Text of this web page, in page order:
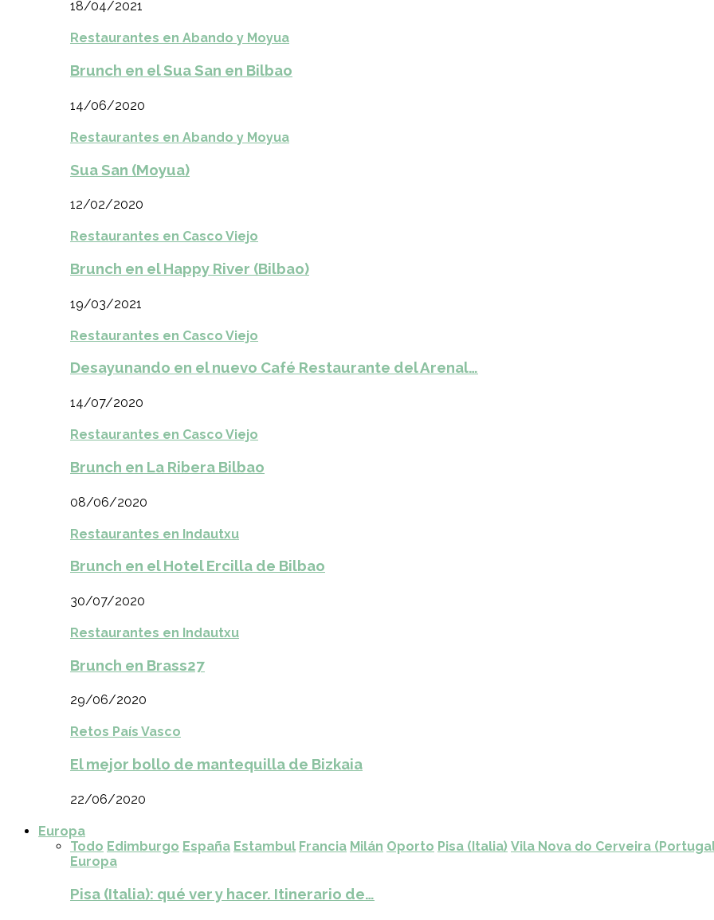
18/04/2021
Restaurantes en Abando y Moyua
Brunch en el Sua San en Bilbao
14/06/2020
Restaurantes en Abando y Moyua
Sua San (Moyua)
12/02/2020
Restaurantes en Casco Viejo
Brunch en el Happy River (Bilbao)
19/03/2021
Restaurantes en Casco Viejo
Desayunando en el nuevo Café Restaurante del Arenal…
14/07/2020
Restaurantes en Casco Viejo
Brunch en La Ribera Bilbao
08/06/2020
Restaurantes en Indautxu
Brunch en el Hotel Ercilla de Bilbao
30/07/2020
Restaurantes en Indautxu
Brunch en Brass27
29/06/2020
Retos País Vasco
El mejor bollo de mantequilla de Bizkaia
22/06/2020
Europa
Todo Edimburgo España Estambul Francia Milán Oporto Pisa (Italia) Vila Nova do Cerveira
Europa
Pisa (Italia): qué ver y hacer. Itinerario de…